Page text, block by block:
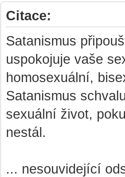
Citace:
Satanismus
uspokojuje vaše
homosexuální,
Satanismus
sexuální život,
nestál.
... nesouvidející